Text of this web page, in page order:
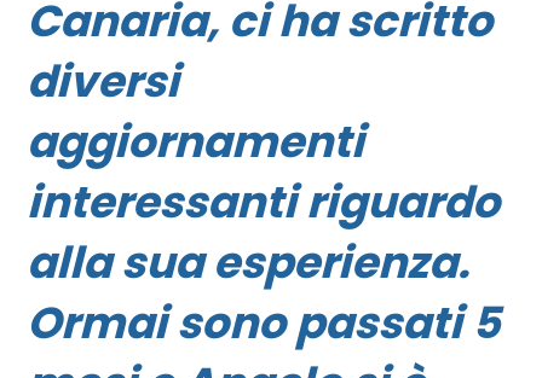
Canaria, ci ha scritto
diversi
aggiornamenti
interessanti riguardo
alla sua esperienza.
Ormai sono passati 5